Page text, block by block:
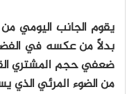
بدلًا من عكسه في
من الضوء المرئي الذي